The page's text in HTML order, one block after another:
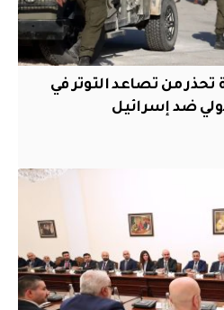
تحذر من تصاعد التوتر في
ضد إسرائيل